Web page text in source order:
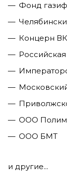
Фонд
Концерн
ООО
ООО БМТ
и другие...